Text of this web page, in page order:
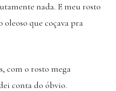
nada. E meu rosto
oleoso que coçava pra
com o rosto mega
conta do óbvio.